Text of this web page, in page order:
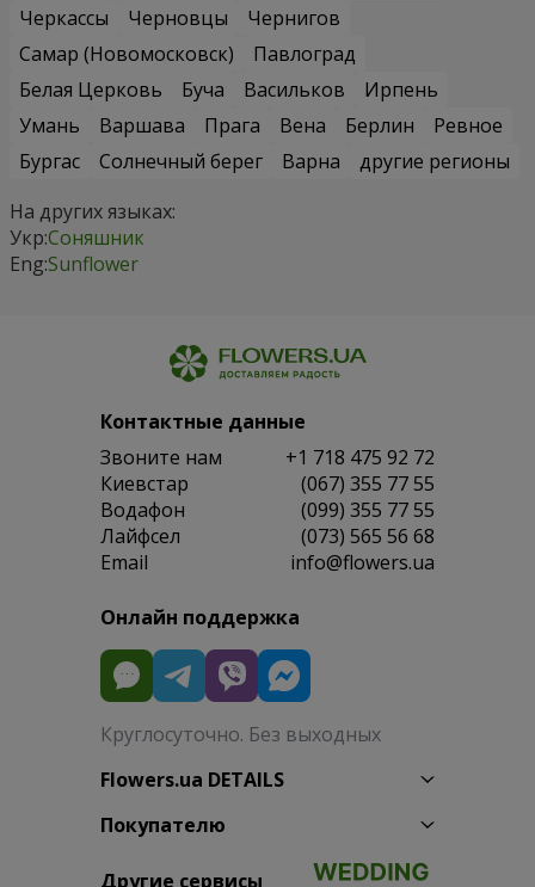
Черкассы
Черновцы
Чернигов
Самар (Новомосковск)
Павлоград
Белая Церковь
Буча Васильков
Ирпень
Умань
Варшава Прага Вена Берлин
Ревное
Бургас
Солнечный берег Варна
другие регионы
На других языках:
Укр:Соняшник
Eng:Sunflower
Контактные данные
Звоните нам
+1 718 475 92 72
Киевстар
(067) 355 77 55
Водафон
(099) 355 77 55
Лайфсел
(073) 565 56 68
Email
info@flowers.ua
Онлайн поддержка
Круглосуточно. Без выходных
Flowers.ua DETAILS
Покупателю
Другие сервисы